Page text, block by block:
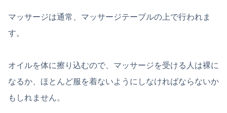
マッサージは通常、マッサージテーブルの上で行われま
す。
オイルを体に擦り込むので、マッサージを受ける人は裸に
なるか、ほとんど服を着ないようにしなければならないか
もしれません。